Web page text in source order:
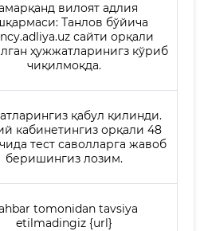
вилоят адлия
Танлов бўйича
сайти орқали
ҳужжатларинигз кўриб
чиқилмоқда.
қабул қилинди.
кабинетингиз орқали 48
тест саволларга жавоб
беришингиз лозим.
tomonidan tavsiya
etilmadingiz {url}